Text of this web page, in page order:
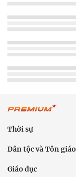
Thời sự
Dân tộc và Tôn giáo
Giáo dục